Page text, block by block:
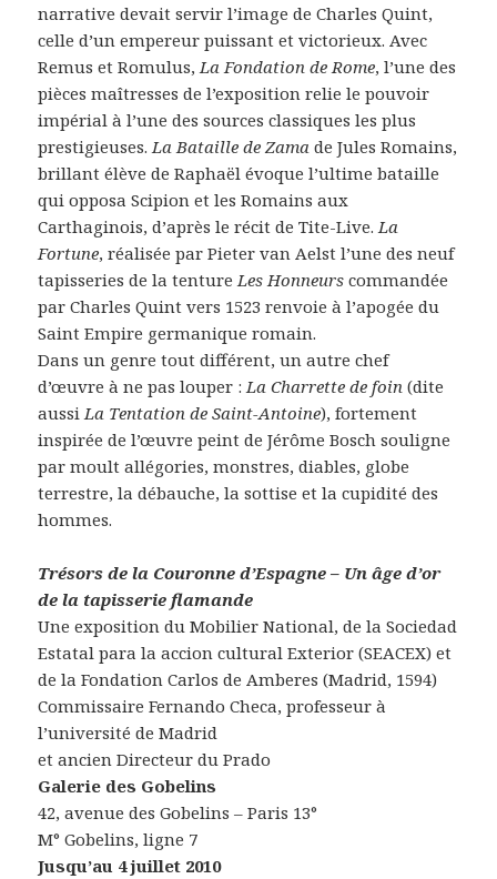
narrative devait servir l’image de Charles Quint,
celle d’un empereur puissant et victorieux. Avec
Remus et Romulus,La Fondation de Rome, l’une des
pièces maîtresses de l’exposition relie le pouvoir
impérial à l’une des sources classiques les plus
prestigieuses.La Bataille de Zama de Jules Romains,
brillant élève de Raphaël évoque l’ultime bataille
qui opposa Scipion et les Romains aux
Carthaginois, d’après le récit de Tite-Live.La
Fortune, réalisée par Pieter van Aelst l’une des neuf
tapisseries de la tentureLes Honneurs commandée
par Charles Quint vers 1523 renvoie à l’apogée du
Saint Empire germanique romain.
Dans un genre tout différent, un autre chef
d’œuvre à ne pas louper :La Charrette de foin (dite
aussiLa Tentation de Saint-Antoine), fortement
inspirée de l’œuvre peint de Jérôme Bosch souligne
par moult allégories, monstres, diables, globe
terrestre, la débauche, la sottise et la cupidité des
hommes.
Trésors de la Couronne d’Espagne – Un âge d’or
de la tapisserie flamande
Une exposition du Mobilier National, de la Sociedad
Estatal para la accion cultural Exterior (SEACEX) et
de la Fondation Carlos de Amberes (Madrid, 1594)
Commissaire Fernando Checa, professeur à
l’université de Madrid
et ancien Directeur du Prado
Galerie des Gobelins
42, avenue des Gobelins – Paris 13°
M° Gobelins, ligne 7
Jusqu’au 4 juillet 2010